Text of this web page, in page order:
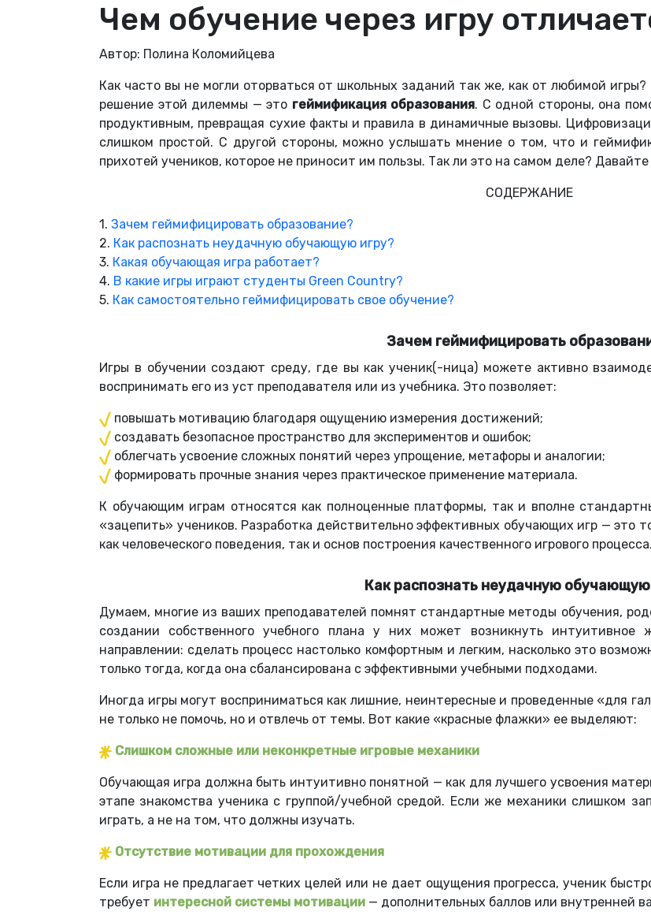
Чем обучение через игру
Автор: Полина Коломийцева
Как часто вы не могли оторваться от школьных заданий так же, как от любимой
решение этой дилеммы — это геймификация образования. С одной стороны, она
продуктивным, превращая сухие факты и правила в динамичные вызовы.
слишком простой. С другой стороны, можно услышать мнение о том, что и
прихотей учеников, которое не приносит им пользы. Так ли это на самом деле?
СОДЕРЖАНИЕ
1. Зачем геймифицировать образование?
2. Как распознать неудачную обучающую игру?
3. Какая обучающая игра работает?
4. В какие игры играют студенты Green Country?
5. Как самостоятельно геймифицировать свое обучение?
Зачем геймифицировать
Игры в обучении создают среду, где вы как ученик(-ница) можете активно
воспринимать его из уст преподавателя или из учебника. Это позволяет:
повышать мотивацию благодаря ощущению измерения достижений;
создавать безопасное пространство для экспериментов и ошибок;
облегчать усвоение сложных понятий через упрощение, метафоры и аналогии;
формировать прочные знания через практическое применение материала.
К обучающим играм относятся как полноценные платформы, так и вполне
«зацепить» учеников. Разработка действительно эффективных обучающих игр — это
как человеческого поведения, так и основ построения качественного игрового процесса.
Как распознать неудачную обучающую
Думаем, многие из ваших преподавателей помнят стандартные методы обучения,
создании собственного учебного плана у них может возникнуть интуитивное
направлении: сделать процесс настолько комфортным и легким, насколько это
только тогда, когда она сбалансирована с эффективными учебными подходами.
Иногда игры могут восприниматься как лишние, неинтересные и проведенные «для
не только не помочь, но и отвлечь от темы. Вот какие «красные флажки» ее выделяют:
Слишком сложные или неконкретные игровые механики
Обучающая игра должна быть интуитивно понятной — как для лучшего усвоения
этапе знакомства ученика с группой/учебной средой. Если же механики слишком
играть, а не на том, что должны изучать.
Отсутствие мотивации для прохождения
Если игра не предлагает четких целей или не дает ощущения прогресса, ученик
требует интересной системы мотивации — дополнительных баллов или внутренней